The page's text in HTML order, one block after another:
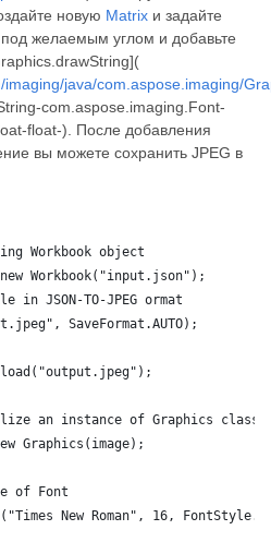
новую Matrix и задайте
желаемым углом и добавьте
java/com.aspose.imaging/
com.aspose.imaging.Font-
float-). После добавления
вы можете сохранить JPEG в
Workbook object
new Workbook("input.json");
JSON-TO-JPEG ormat
SaveFormat.AUTO);
an instance of Graphics class
Graphics(image);
of Font
New Roman", 16,